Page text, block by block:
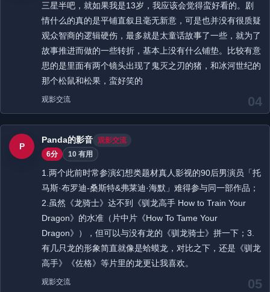
04
三星半吧，就如果我是13岁，我应该会觉得蛮好看的。剧
情什么的真的是平铺直叙且毫无新意，可是也并没有很质疑
观众智商的逻辑硬伤，最多就是太童话故事了一些，就为了
故事推进而做的一些转折，基本上没有什么铺垫。比较有意
思的是里面有两个镜头出现了鬼灭之刃的猪，和冰河世纪的
那个松鼠和松果，蛮好笑的
观影交流
05
P
Panda的影音 观影交流
6分
10 有用
1.两个此前时常参演幻想类题材真人影视的90后男演员「托
马斯·布罗迪-桑斯特&弗莱迪·海默」难得参与同一部作品；
2.虽然《龙骑士》达不到《驯龙高手 How to Train Your
Dragon》的水准（片中片《How To Tame Your
Dragon》），但可以与没有龙的《驯龙骑士》拼一下；3.
有几只龙的形象简直就像是蛤蟆龙，对比之下，还是《驯龙
高手》《佐格》等片里的龙更让我喜欢。
观影交流